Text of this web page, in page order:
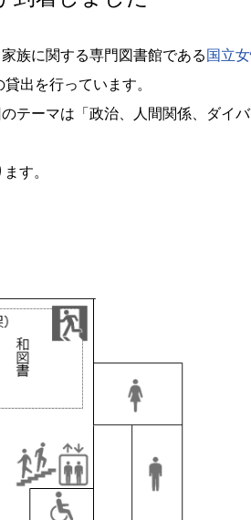
族に関する専門図書館である 国立
出を行っています。
テーマは「政治、人間関係、ダイ
す。